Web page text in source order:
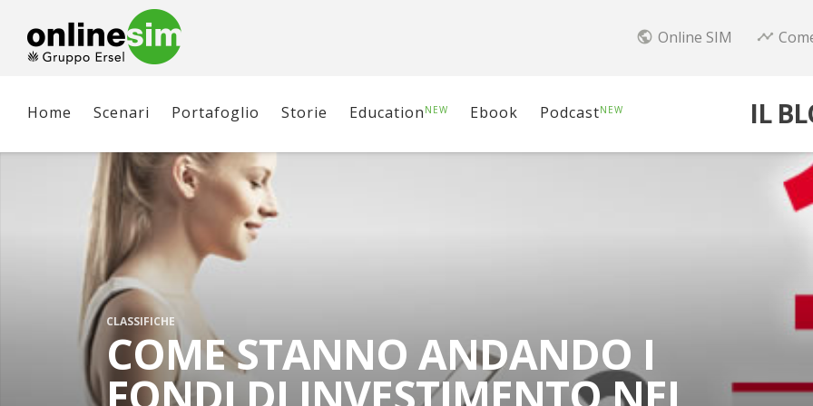
public Online SIM timeline
Home Scenari Portafoglio Storie Education NEW Ebook PodcastNEW IL
CLASSIFICHE
COME STANNO ANDANDO I